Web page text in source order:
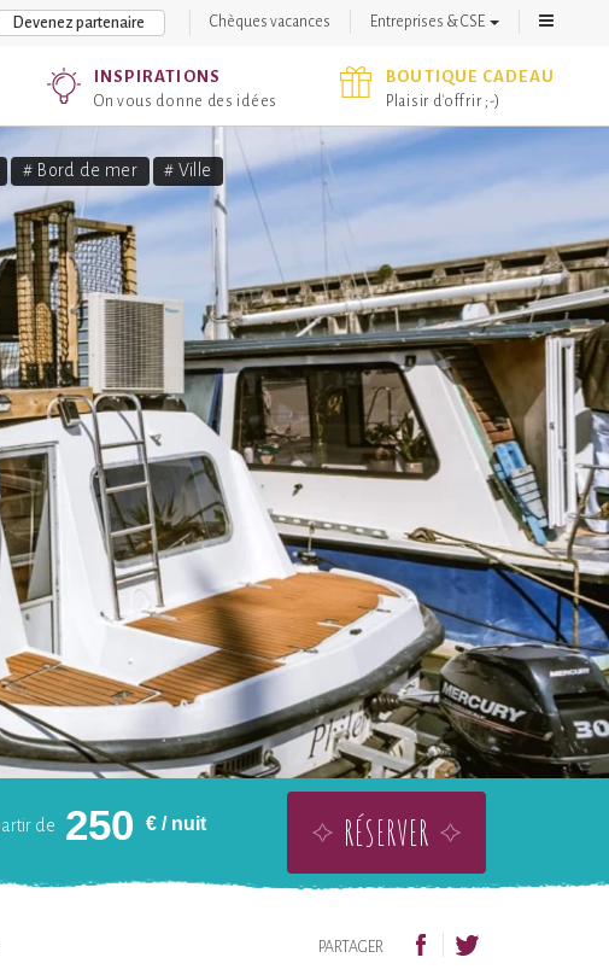
Devenez partenaire Chèques vacances Entreprises & CSE
INSPIRATIONS
On vous donne des idées
BOUTIQUE CADEAU
Plaisir d'offrir ;-)
# Bord de mer # Ville
de 250 €/ nuit RÉSERVER
PARTAGER